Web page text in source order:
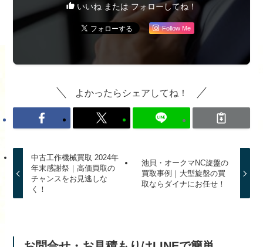
いいね または フォローしてね！
Follow Me
よかったらシェアしてね！
中古工作機械買取 2024年
年末感謝祭｜高価買取の
チャンスをお見逃しな
く！
池貝・オークマNC旋盤の
買取事例｜大型旋盤の買
取ならダイナにお任せ！